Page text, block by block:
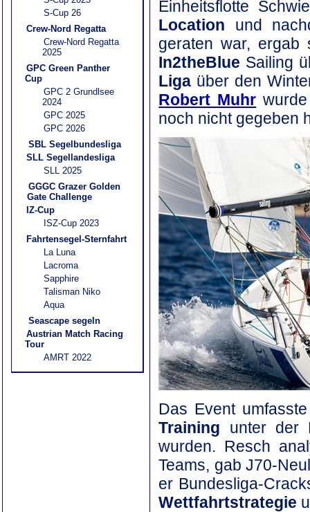
S-Cup 26
Crew-Nord Regatta
Crew-Nord Regatta
2025
GPC Green Panther
Cup
GPC 2 Grundlsee
2024
GPC 2025
GPC 2026
SBL Segelbundesliga
SLL Segellandesliga
SLL 2025
GGGC Grazer Golden
Gate Challenge
IZ-Cup
ISZ-Cup 2023
Fahrtensegel-Sternfahrt
La Luna
Lacroma
Sapphire
Talisman Niko
Aqua
Seascape segeln
Austrian Match Racing
Tour
AMRT 2022
Einheitsflotte
Location und
geraten war,
In2theBlue Sailing
Liga über den
Robert Muhr
noch nicht gegeben
Das Event
Training unter der
wurden. Resch
Teams, gab J70-
er Bundesliga-
Wettfahrtstrategie